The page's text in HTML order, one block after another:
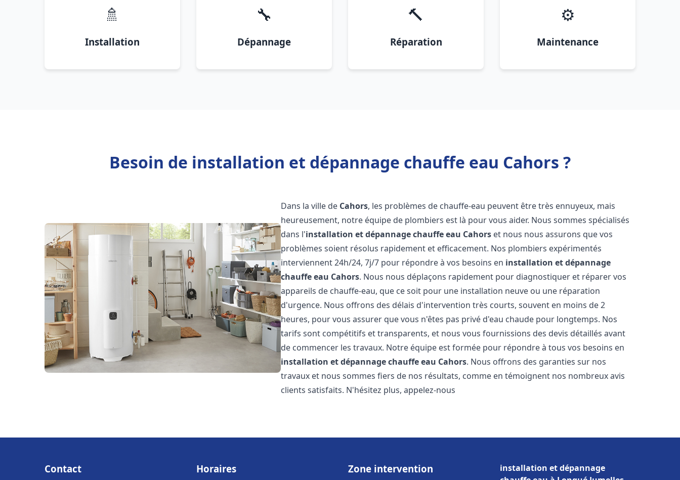
🚿
Installation
🔧
Dépannage
🔨
Réparation
⚙️
Maintenance
Besoin de installation et dépannage chauffe eau Cahors ?
Dans la ville de Cahors, les problèmes de chauffe-eau peuvent être très ennuyeux, mais
heureusement, notre équipe de plombiers est là pour vous aider. Nous sommes spécialisés
dans l'installation et dépannage chauffe eau Cahors et nous nous assurons que vos
problèmes soient résolus rapidement et efficacement. Nos plombiers expérimentés
interviennent 24h/24, 7j/7 pour répondre à vos besoins en installation et dépannage
chauffe eau Cahors. Nous nous déplaçons rapidement pour diagnostiquer et réparer vos
appareils de chauffe-eau, que ce soit pour une installation neuve ou une réparation
d'urgence. Nous offrons des délais d'intervention très courts, souvent en moins de 2
heures, pour vous assurer que vous n'êtes pas privé d'eau chaude pour longtemps. Nos
tarifs sont compétitifs et transparents, et nous vous fournissions des devis détaillés avant
de commencer les travaux. Notre équipe est formée pour répondre à tous vos besoins en
installation et dépannage chauffe eau Cahors. Nous offrons des garanties sur nos
travaux et nous sommes fiers de nos résultats, comme en témoignent nos nombreux avis
clients satisfaits. N'hésitez plus, appelez-nous
Contact Horaires Zone intervention
installation et dépannage